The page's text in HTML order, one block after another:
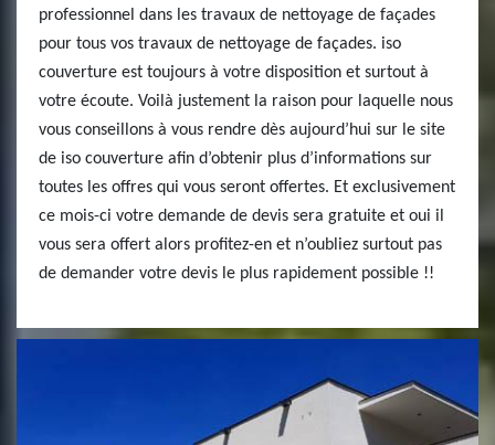
professionnel dans les travaux de nettoyage de façades
pour tous vos travaux de nettoyage de façades. iso
couverture est toujours à votre disposition et surtout à
votre écoute. Voilà justement la raison pour laquelle nous
vous conseillons à vous rendre dès aujourd’hui sur le site
de iso couverture afin d’obtenir plus d’informations sur
toutes les offres qui vous seront offertes. Et exclusivement
ce mois-ci votre demande de devis sera gratuite et oui il
vous sera offert alors profitez-en et n’oubliez surtout pas
de demander votre devis le plus rapidement possible !!